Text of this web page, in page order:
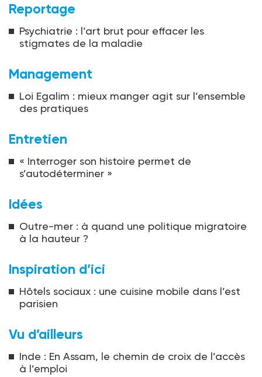
Reportage
Psychiatrie : l’art brut pour effacer les
stigmates de la maladie
Management
Loi Egalim : mieux manger agit sur l’ensemble
des pratiques
Entretien
« Interroger son histoire permet de
s’autodéterminer »
Idées
Outre-mer : à quand une politique migratoire
à la hauteur ?
Inspiration d’ici
Hôtels sociaux : une cuisine mobile dans l’est
parisien
Vu d’ailleurs
Inde : En Assam, le chemin de croix de l’accès
à l’emploi